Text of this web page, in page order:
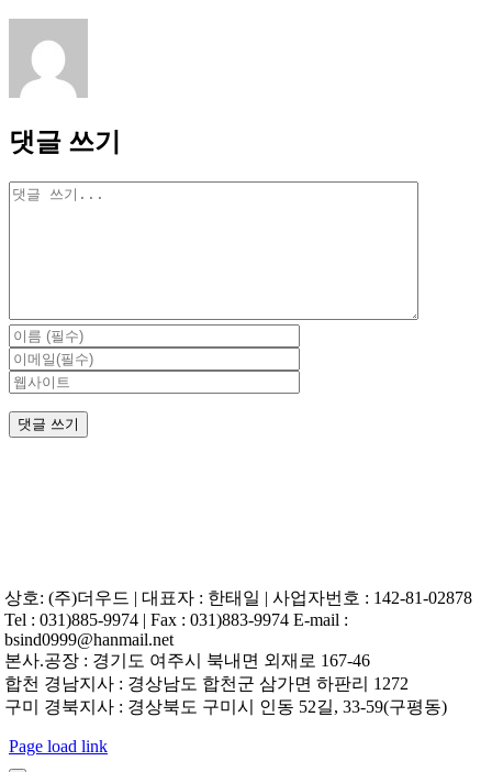
일
댓글 쓰기
댓
상호: (주)더우드 | 대표자 : 한태일 | 사업자번호 : 142-81-02878
Tel : 031)885-9974 | Fax : 031)883-9974 E-mail :
bsind0999@hanmail.net
본사.공장 : 경기도 여주시 북내면 외재로 167-46
합천 경남지사 : 경상남도 합천군 삼가면 하판리 1272
구미 경북지사 : 경상북도 구미시 인동 52길, 33-59(구평동)
Page load link